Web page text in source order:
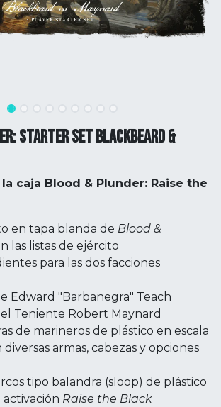
STARTER SET BLACKBEARD &
caja Blood & Plunder: Raise the
en tapa blanda de Blood &
las listas de ejército
para las dos facciones
Edward "Barbanegra" Teach
Teniente Robert Maynard
de marineros de plástico en escala
diversas armas, cabezas y opciones
tipo balandra (sloop) de plástico
activación Raise the Black